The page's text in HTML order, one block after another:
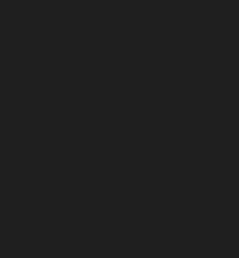
m²
3 pièces Anneyron